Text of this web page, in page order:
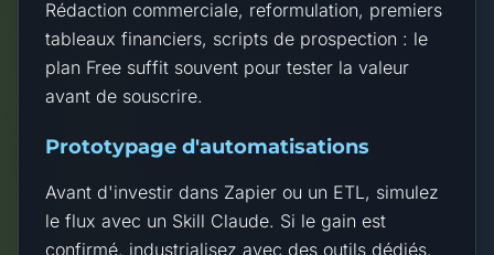
Rédaction commerciale, reformulation, premiers
tableaux financiers, scripts de prospection : le
plan Free suffit souvent pour tester la valeur
avant de souscrire.
Prototypage d'automatisations
Avant d'investir dans Zapier ou un ETL, simulez
le flux avec un Skill Claude. Si le gain est
confirmé, industrialisez avec des outils dédiés.